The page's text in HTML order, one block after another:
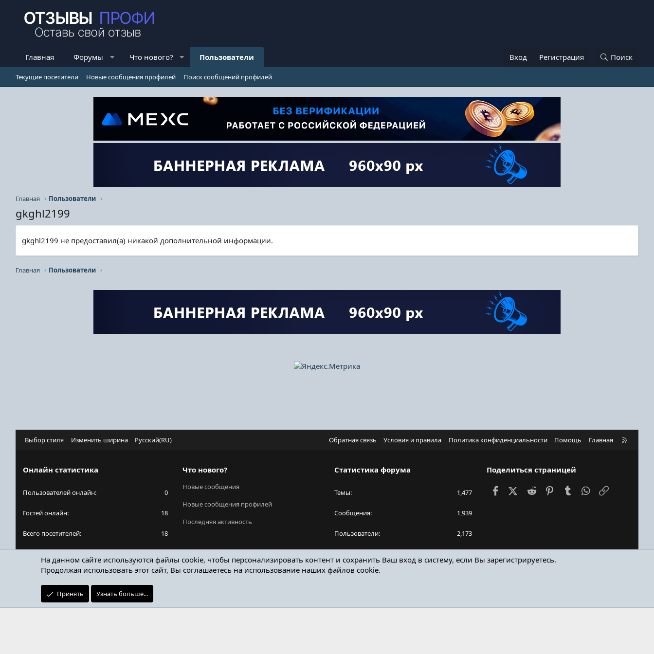
Главная Форумы Что нового? Пользователи Вход Регистрация Поиск
Текущие посетители Новые сообщения профилей Поиск сообщений профилей
Главная Пользователи
gkghl2199
gkghl2199 не предоставил(а) никакой дополнительной информации.
Главная Пользователи
Выбор стиля Изменить ширина Русский(RU) Обратная связь Условия и правила Политика конфиденциальности Помощь Главная
R
Онлайн статистика
Пользователей онлайн 0
Гостей онлайн 18
Всего посетителей 18
Общее количество посетителей может включать
в себя скрытых пользователей.
Что нового?
Новые сообщения
Новые сообщения профилей
Последняя активность
Статистика форума
Темы 1,477
Сообщения 1,939
Пользователи 2,173
Поделиться страницей
FacebookX (Twitter)
Reddit PinterestTumblr WhatsApp
На данном сайте используются файлы cookie, чтобы персонализировать контент и сохранить Ваш вход в систему, если Вы зарегистрируетесь.
Продолжая использовать этот сайт, Вы соглашаетесь на использование наших файлов cookie.
Принять Узнать больше...